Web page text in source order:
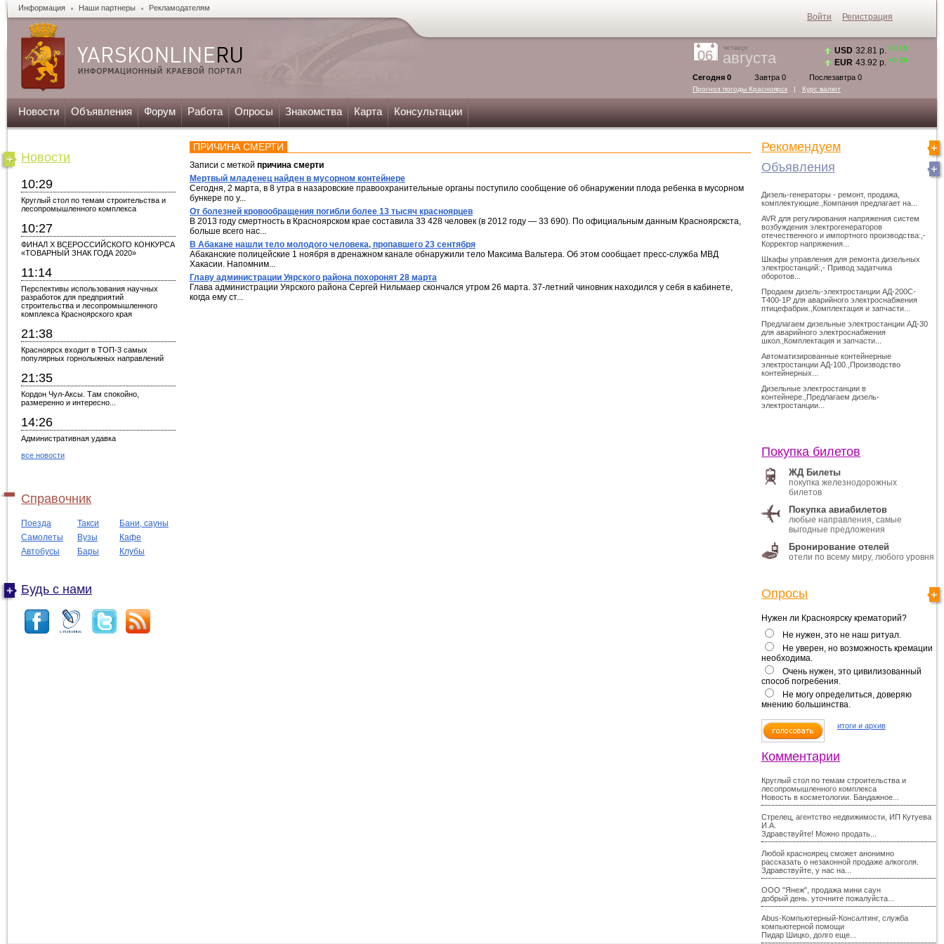
Информация Наши партнеры Рекламодателям
06
четверг
августа
Сегодня 0 Завтра 0 Послезавтра 0
Прогноз погоды Красноярск | Курс валют
USD 32.81 р. +0.15
EUR 43.92 р. +0.26
Новости Объявления Форум Работа Опросы Знакомства Карта Консультации
Новости
10:29
Круглый стол по темам строительства и
лесопромышленного комплекса
10:27
ФИНАЛ X ВСЕРОССИЙСКОГО КОНКУРСА
«ТОВАРНЫЙ ЗНАК ГОДА 2020»
11:14
Перспективы использования научных
разработок для предприятий
строительства и лесопромышленного
комплекса Красноярского края
21:38
Красноярск входит в ТОП-3 самых
популярных горнолыжных направлений
21:35
Кордон Чул-Аксы. Там спокойно,
размеренно и интересно...
14:26
Административная удавка
все новости
Справочник
Поезда Такси
Бани, сауны
Самолеты
Вузы
Кафе
Автобусы
Бары Клубы
Будь с нами
ПРИЧИНА СМЕРТИ
Записи с меткой причина смерти
Мертвый младенец найден в мусорном контейнере
Сегодня, 2 марта, в 8 утра в назаровские правоохранительные органы поступило сообщение об обнаружении плода ребенка в мусорном
бункере по у...
От болезней кровообращения погибли более 13 тысяч красноярцев
В 2013 году смертность в Красноярском крае составила 33 428 человек (в 2012 году — 33 690). По официальным данным Красноярскста,
больше всего нас...
В Абакане нашли тело молодого человека, пропавшего 23 сентября
Абаканские полицейские 1 ноября в дренажном канале обнаружили тело Максима Вальтера. Об этом сообщает пресс-служба МВД
Хакасии. Напомним...
Главу администрации Уярского района похоронят 28 марта
Глава администрации Уярского района Сергей Нильмаер скончался утром 26 марта. 37-летний чиновник находился у себя в кабинете,
когда ему ст...
Рекомендуем
Объявления
Дизель-генераторы - ремонт, продажа,
комплектующие.,Компания предлагает на...
AVR для регулирования напряжения систем
возбуждения электрогенераторов
отечественного и импортного производства:,-
Корректор напряжения...
Шкафы управления для ремонта дизельных
электростанций:,- Привод задатчика
оборотов...
Продаем дизель-электростанции АД-200С-
Т400-1Р для аварийного электроснабжения
птицефабрик.,Комплектация и запчасти...
Предлагаем дизельные электростанции АД-30
для аварийного электроснабжения
школ.,Комплектация и запчасти...
Автоматизированные контейнерные
электростанции АД-100.,Производство
контейнерных...
Дизельные электростанции в
контейнере.,Предлагаем дизель-
электростанции...
Покупка билетов
ЖД Билеты
покупка железнодорожных
билетов
Покупка авиабилетов
любые направления, самые
выгодные предложения
Бронирование отелей
отели по всему миру, любого уровня
Опросы
Нужен ли Красноярску крематорий?
Не нужен, это не наш ритуал.
Не уверен, но возможность кремации
необходима.
Очень нужен, это цивилизованный
способ погребения.
Не могу определиться, доверяю
мнению большинства.
итоги и архив
Комментарии
Круглый стол по темам строительства и
лесопромышленного комплекса
Новость в косметологии. Бандажное...
Стрелец, агентство недвижимости, ИП Кутуева
И.А.
Здравствуйте! Можно продать...
Любой красноярец сможет анонимно
рассказать о незаконной продаже алкоголя.
Здравствуйте, у нас на...
ООО "Янеж", продажа мини саун
добрый день. уточните пожалуйста...
Abus-Компьютерный-Консалтинг, служба
компьютерной помощи
Пидар Шицко, долго еще...
Войти Регистрация